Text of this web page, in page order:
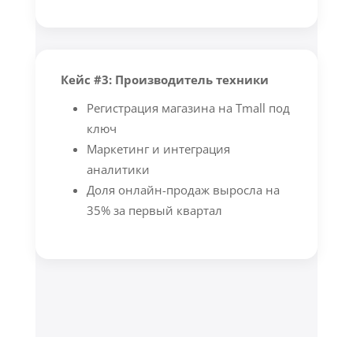
Кейс #3: Производитель техники
Регистрация магазина на Tmall под
ключ
Маркетинг и интеграция
аналитики
Доля онлайн-продаж выросла на
35% за первый квартал